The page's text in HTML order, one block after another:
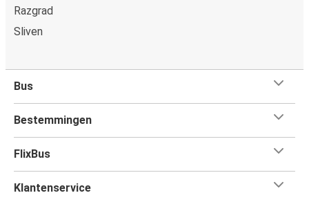
Razgrad
Sliven
Bus
Bestemmingen
FlixBus
Klantenservice